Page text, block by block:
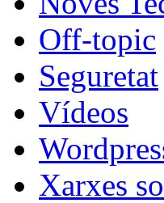
Off-topic
Seguretat
Vídeos
Xarxes